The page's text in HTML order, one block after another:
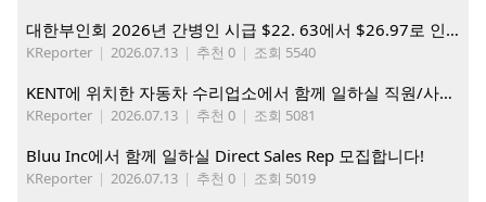
대한부인회 2026년 간병인 시급 $22. 63에서 $26.97로 인상. 지금 간병인들을 모집합니다
KReporter | 2026.07.13 | 추천 0 | 조회 5540
KENT에 위치한 자동차 수리업소에서 함께 일하실 직원/사무직원 구합니다.
KReporter | 2026.07.13 | 추천 0 | 조회 5081
Bluu Inc에서 함께 일하실 Direct Sales Rep 모집합니다!
KReporter | 2026.07.13 | 추천 0 | 조회 5019